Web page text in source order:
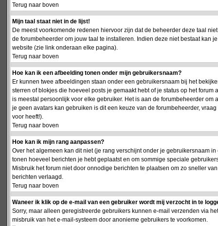
Terug naar boven
Mijn taal staat niet in de lijst!
De meest voorkomende redenen hiervoor zijn dat de beheerder deze taal
de forumbeheerder om jouw taal te installeren. Indien deze niet bestaat kan
website (zie link onderaan elke pagina).
Terug naar boven
Hoe kan ik een afbeelding tonen onder mijn gebruikersnaam?
Er kunnen twee afbeeldingen staan onder een gebruikersnaam bij het
sterren of blokjes die hoeveel posts je gemaakt hebt of je status op het
is meestal persoonlijk voor elke gebruiker. Het is aan de forumbeheerder
je geen avatars kan gebruiken is dit een keuze van de forumbeheerder,
voor heeft!).
Terug naar boven
Hoe kan ik mijn rang aanpassen?
Over het algemeen kan dit niet (je rang verschijnt onder je gebruikersnaam
tonen hoeveel berichten je hebt geplaatst en om sommige speciale
Misbruik het forum niet door onnodige berichten te plaatsen om zo sneller
berichten verlaagd.
Terug naar boven
Waneer ik klik op de e-mail van een gebruiker wordt mij verzocht in te
Sorry, maar alleen geregistreerde gebruikers kunnen e-mail verzenden via
misbruik van het e-mail-systeem door anonieme gebruikers te voorkomen.